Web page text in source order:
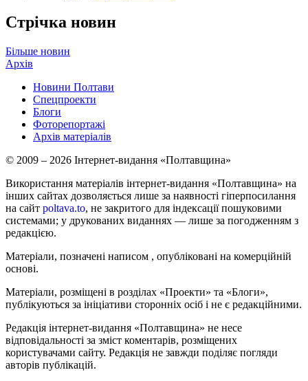
Стрічка новин
Більше новин
Архів
Новини Полтави
Спецпроекти
Блоги
Фоторепортажі
Архів матеріалів
© 2009 – 2026 Інтернет-видання «Полтавщина»
Використання матеріалів інтернет-видання «Полтавщина» на
інших сайтах дозволяється лише за наявності гіперпосилання
на сайт poltava.to, не закритого для індексації пошуковими
системами; у друкованих виданнях — лише за погодженням з
редакцією.
Матеріали, позначені написом , опубліковані на комерційній
основі.
Матеріали, розміщені в розділах «Проекти» та «Блоги»,
публікуються за ініціативи сторонніх осіб і не є редакційними.
Редакція інтернет-видання «Полтавщина» не несе
відповідальності за зміст коментарів, розміщених
користувачами сайту. Редакція не завжди поділяє погляди
авторів публікацій.